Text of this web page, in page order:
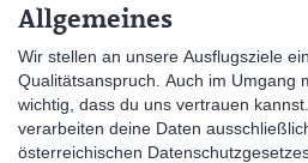
Allgemeines
Wir stellen an unsere Ausflugsziele
Qualitätsanspruch. Auch im Umgang
wichtig, dass du uns vertrauen
verarbeiten deine Daten
österreichischen